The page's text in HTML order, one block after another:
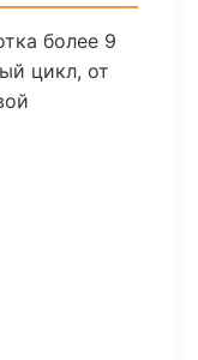
более 9
цикл, от